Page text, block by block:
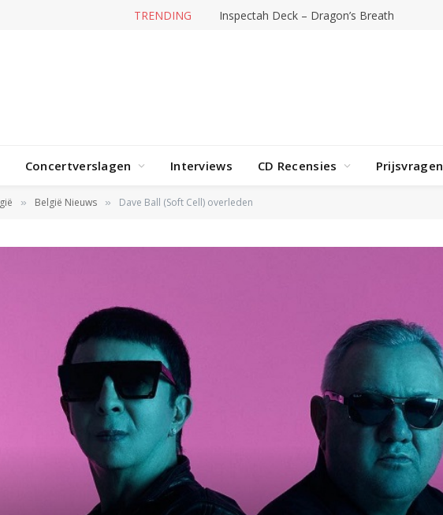
TRENDING Inspectah Deck – Dragon’s Breath
Concertverslagen Interviews CD Recensies Prijsvragen
» België Nieuws » Dave Ball (Soft Cell) overleden